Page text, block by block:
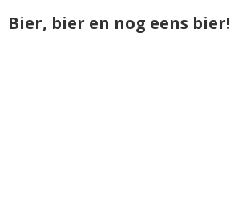
Bier, bier en nog eens bier!